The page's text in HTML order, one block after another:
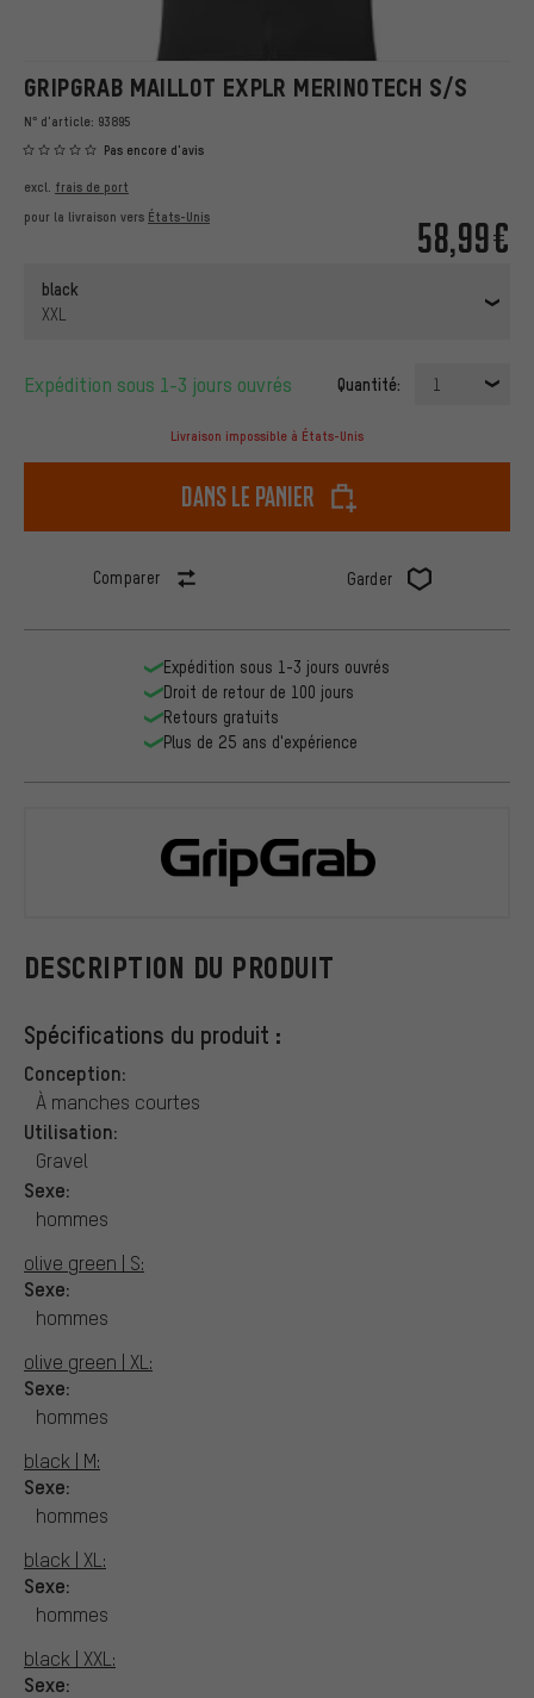
GRIPGRAB MAILLOT EXPLR MERINOTECH S/S
N° d'article: 93895
Pas encore d'avis
58,99€
excl. frais de port
pour la livraison vers États-Unis
black
XXL
Expédition sous 1-3 jours ouvrés Quantité: 1
Livraison impossible à États-Unis
dans le panier
Comparer Garder
DESCRIPTION DU PRODUIT
Spécifications du produit :
Conception:
À manches courtes
Utilisation:
Gravel
Sexe:
hommes
olive green | S:
Sexe:
hommes
olive green | XL:
Sexe:
hommes
black | M:
Sexe:
hommes
black | XL:
Sexe:
hommes
black | XXL:
Sexe:
Expédition sous 1-3 jours ouvrés
Droit de retour de 100 jours
Retours gratuits
Plus de 25 ans d'expérience
GripGrab